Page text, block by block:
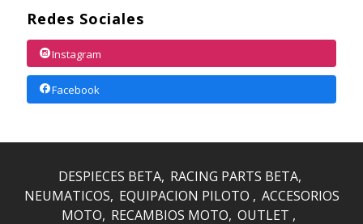
Redes Sociales
Instagram
Facebook
DESPIECES BETA RACING PARTS BETA
NEUMATICOS EQUIPACION PILOTO
ACCESORIOS
MOTO RECAMBIOS MOTO OUTLET